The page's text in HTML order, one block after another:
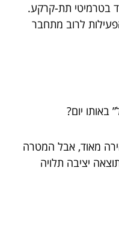
בטרמיטי תת-קרקע.
לרוב מתחבר
יום?
מאוד, אבל המטרה
יציבה תלויה